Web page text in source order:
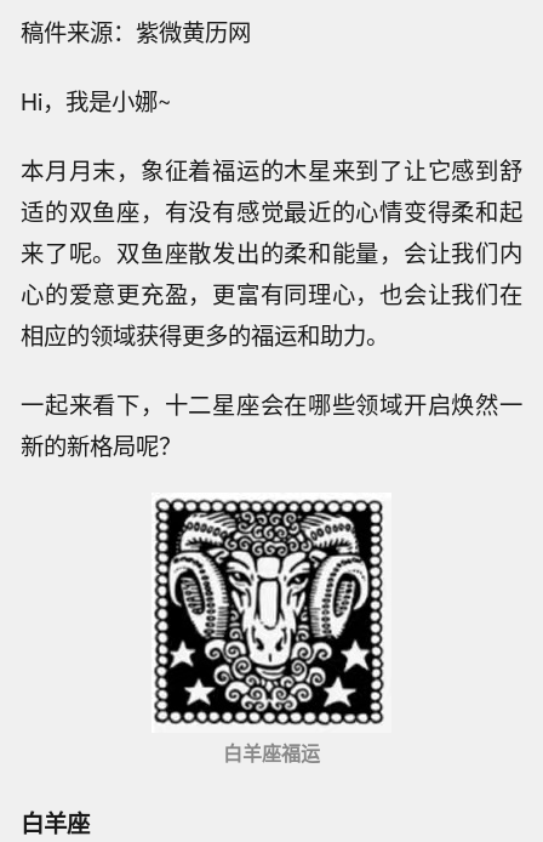
稿件来源：紫微黄历网
Hi，我是小娜~
本月月末，象征着福运的木星来到了让它感到舒
适的双鱼座，有没有感觉最近的心情变得柔和起
来了呢。双鱼座散发出的柔和能量，会让我们内
心的爱意更充盈，更富有同理心，也会让我们在
相应的领域获得更多的福运和助力。
一起来看下，十二星座会在哪些领域开启焕然一
新的新格局呢？
白羊座福运
白羊座